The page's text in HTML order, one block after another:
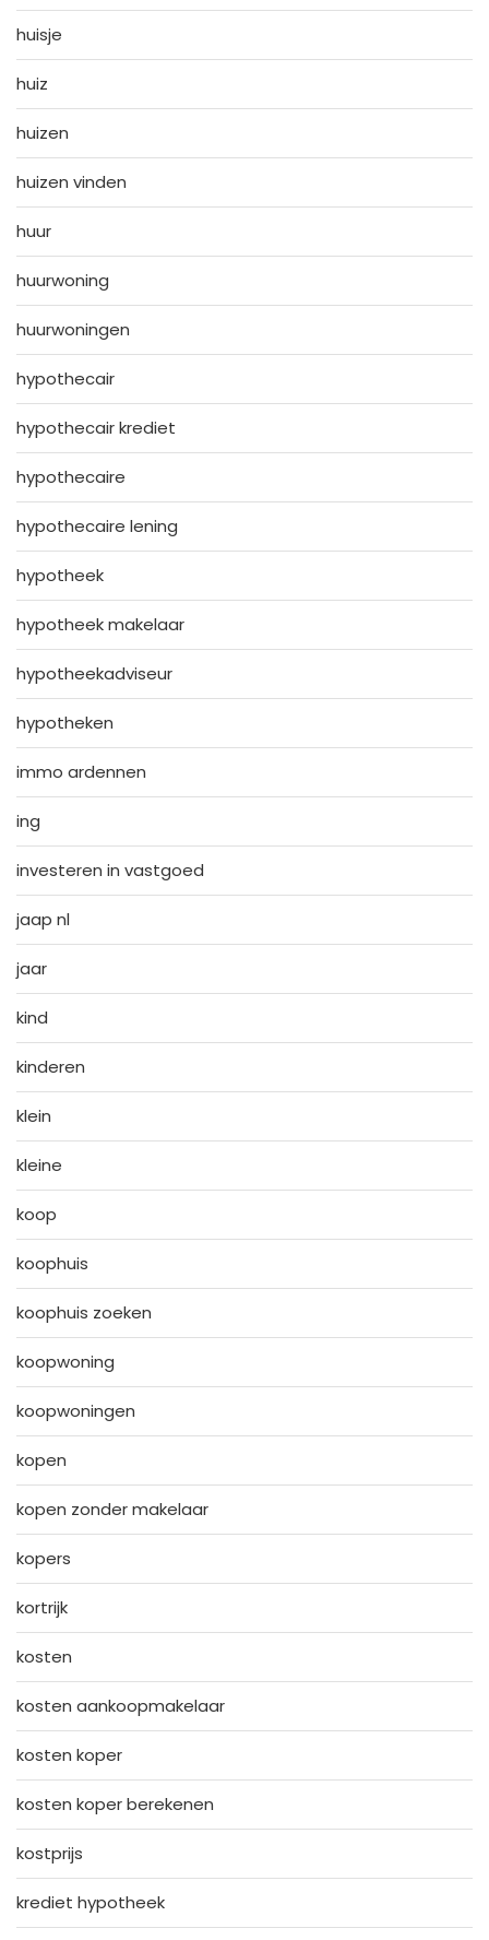
huisje
huiz
huizen
huizen vinden
huur
huurwoning
huurwoningen
hypothecair
hypothecair krediet
hypothecaire
hypothecaire lening
hypotheek
hypotheek makelaar
hypotheekadviseur
hypotheken
immo ardennen
ing
investeren in vastgoed
jaap nl
jaar
kind
kinderen
klein
kleine
koop
koophuis
koophuis zoeken
koopwoning
koopwoningen
kopen
kopen zonder makelaar
kopers
kortrijk
kosten
kosten aankoopmakelaar
kosten koper
kosten koper berekenen
kostprijs
krediet hypotheek